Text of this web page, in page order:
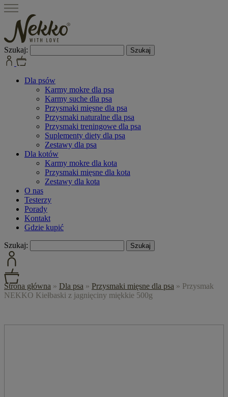
Szukaj:
Dla psów
Karmy mokre dla psa
Karmy suche dla psa
Przysmaki mięsne dla psa
Przysmaki naturalne dla psa
Przysmaki treningowe dla psa
Suplementy diety dla psa
Zestawy dla psa
Dla kotów
Karmy mokre dla kota
Przysmaki mięsne dla kota
Zestawy dla kota
O nas
Testerzy
Porady
Kontakt
Gdzie kupić
Szukaj:
Strona główna » Dla psa » Przysmaki mięsne dla psa » Przysmak
NEKKO Kiełbaski z jagnięciny miękkie 500g